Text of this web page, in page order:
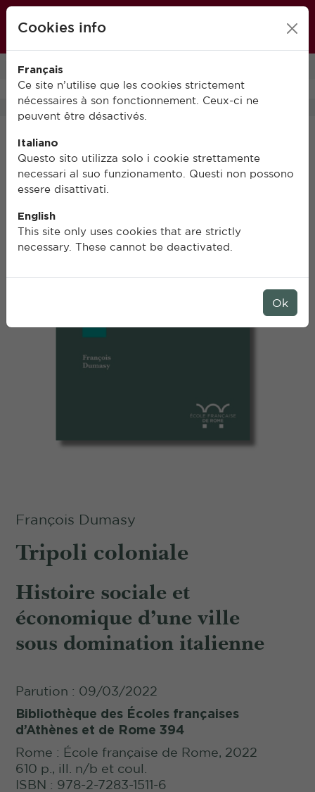
François Dumasy
Tripoli coloniale
Histoire sociale et
économique d’une ville
sous domination italienne
Parution : 09/03/2022
Bibliothèque des Écoles françaises
d’Athènes et de Rome 394
Rome : École française de Rome, 2022
610 p., ill. n/b et coul.
ISBN : 978-2-7283-1511-6
Cookies info
Français
Ce site n’utilise que les cookies strictement
nécessaires à son fonctionnement. Ceux-ci ne
peuvent être désactivés.
Italiano
Questo sito utilizza solo i cookie strettamente
necessari al suo funzionamento. Questi non possono
essere disattivati.
English
This site only uses cookies that are strictly
necessary. These cannot be deactivated.
Ok